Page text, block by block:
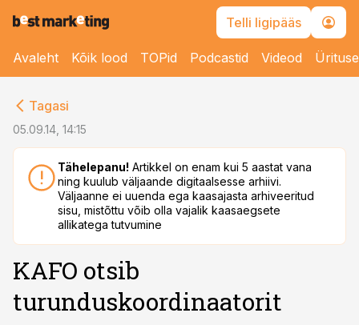
Telli ligipääs
Avaleht Kõik lood TOPid Podcastid Videod
Tagasi
05.09.14, 14:15
Tähelepanu! Artikkel on enam kui 5 aastat vana
ning kuulub väljaande digitaalsesse arhiivi.
Väljaanne ei uuenda ega kaasajasta arhiveeritud
sisu, mistõttu võib olla vajalik kaasaegsete
allikatega tutvumine
KAFO otsib
turunduskoordinaatorit